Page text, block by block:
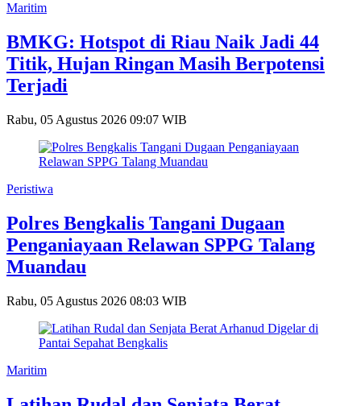
Maritim
BMKG: Hotspot di Riau Naik Jadi 44
Titik, Hujan Ringan Masih Berpotensi
Terjadi
Rabu, 05 Agustus 2026 09:07 WIB
Peristiwa
Polres Bengkalis Tangani Dugaan
Penganiayaan Relawan SPPG Talang
Muandau
Rabu, 05 Agustus 2026 08:03 WIB
Maritim